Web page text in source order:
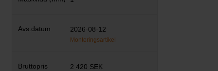
2026-08-12
Monteringsartikel
2 420 SEK